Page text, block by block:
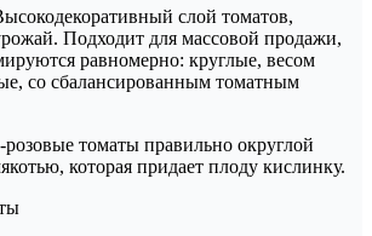
слой томатов,
Подходит для массовой продажи,
равномерно: круглые, весом
со сбалансированным томатным
томаты правильно округлой
которая придает плоду кислинку.